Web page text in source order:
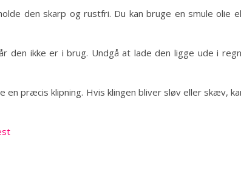
den skarp og rustfri. Du kan bruge en smule olie
den ikke er i brug. Undgå at lade den ligge ude i
en præcis klipning. Hvis klingen bliver sløv eller skæv,